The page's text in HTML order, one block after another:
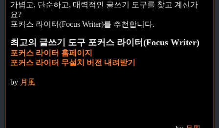
가볍고, 단순하고, 매력적인 글쓰기 도구를 찾고 계신가
요?
포커스 라이터(Focus Writer)를 추천합니다.
최고의 글쓰기 도구 포커스 라이터(Focus Writer)
포커스 라이터 홈페이지
포커스 라이터 무설치 버전 내려받기
by 月風